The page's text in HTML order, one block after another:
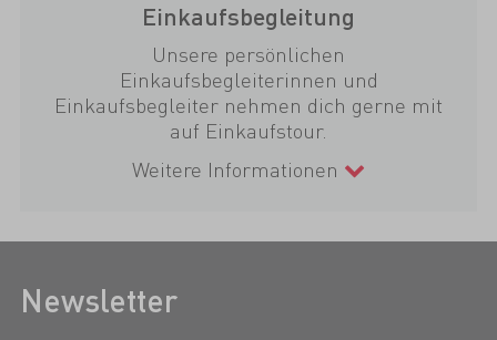
Einkaufsbegleitung
Unsere persönlichen
Einkaufsbegleiterinnen und
Einkaufsbegleiter nehmen dich gerne mit
auf Einkaufstour.
Weitere Informationen
Newsletter